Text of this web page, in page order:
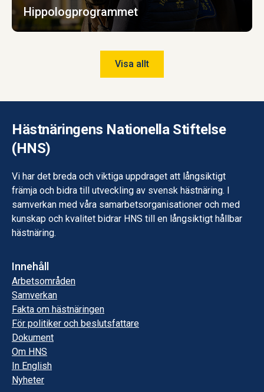
Hippolog­programmet
Visa allt
Hästnäringens Nationella Stiftelse
(HNS)
Vi har det breda och viktiga uppdraget att långsiktigt
främja och bidra till utveckling av svensk hästnäring. I
samverkan med våra samarbetsorganisationer och med
kunskap och kvalitet bidrar HNS till en långsiktigt hållbar
hästnäring.
Innehåll
Arbetsområden
Samverkan
Fakta om hästnäringen
För politiker och beslutsfattare
Dokument
Om HNS
In English
Nyheter